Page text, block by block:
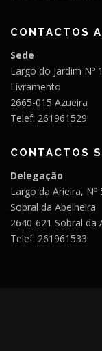
CONTACTOS
Sede
Largo do Jardim Nº
Livramento
2665-015 Azueira
Telef: 261961529
CONTACTOS
Delegação
Largo da Arieira, Nº
Sobral da Abelheira
2640-621 Sobral da
Telef: 261961533